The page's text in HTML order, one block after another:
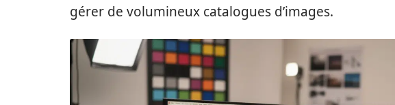
gérer de volumineux catalogues d’images.